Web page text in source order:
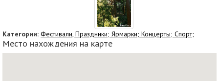
Категории: Фестивали, Праздники; Ярмарки; Концерты; Спорт;
Место нахождения на карте